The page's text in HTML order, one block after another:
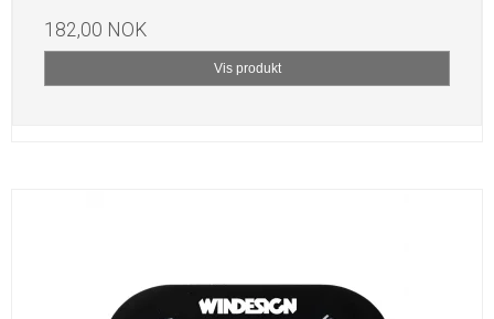
182,00 NOK
Vis produkt